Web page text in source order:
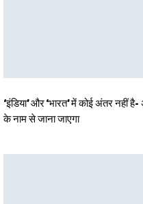
‘इंडिया’ और ‘भारत’ में कोई अंतर
के नाम से जाना जाएगा